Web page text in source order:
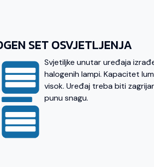
SET OSVJETLJENJA
Svjetiljke unutar uređaja
halogenih lampi. Kapacitet
visok. Uređaj treba biti
punu snagu.